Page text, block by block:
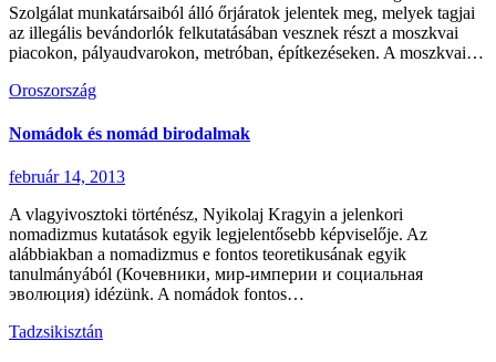
Szolgálat munkatársaiból álló őrjáratok jelentek meg, melyek tagjai
az illegális bevándorlók felkutatásában vesznek részt a moszkvai
piacokon, pályaudvarokon, metróban, építkezéseken. A moszkvai…
Oroszország
Nomádok és nomád birodalmak
február 14, 2013
A vlagyivosztoki történész, Nyikolaj Kragyin a jelenkori
nomadizmus kutatások egyik legjelentősebb képviselője. Az
alábbiakban a nomadizmus e fontos teoretikusának egyik
tanulmányából (Кочевники, мир-империи и социальная
эволюция) idézünk. A nomádok fontos…
Tadzsikisztán